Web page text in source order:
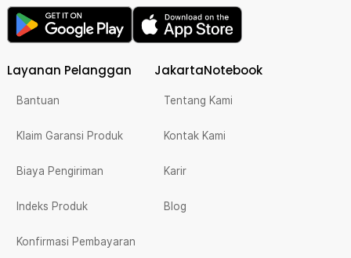
Layanan Pelanggan
Bantuan
Klaim Garansi Produk
Biaya Pengiriman
Indeks Produk
Konfirmasi Pembayaran
JakartaNotebook
Tentang Kami
Kontak Kami
Karir
Blog